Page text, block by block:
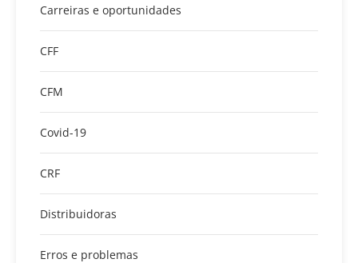
Carreiras e oportunidades
CFF
CFM
Covid-19
CRF
Distribuidoras
Erros e problemas